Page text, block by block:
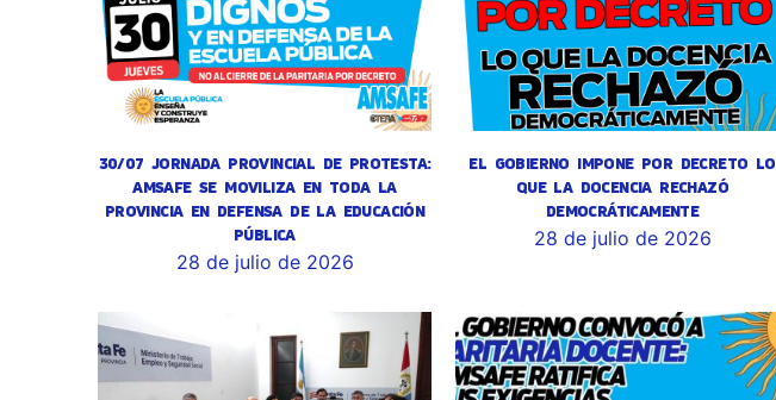
30/07 JORNADA PROVINCIAL DE PROTESTA:
AMSAFE SE MOVILIZA EN TODA LA
PROVINCIA EN DEFENSA DE LA EDUCACIÓN
PÚBLICA
28 de julio de 2026
EL GOBIERNO IMPONE POR DECRETO LO
QUE LA DOCENCIA RECHAZÓ
DEMOCRÁTICAMENTE
28 de julio de 2026